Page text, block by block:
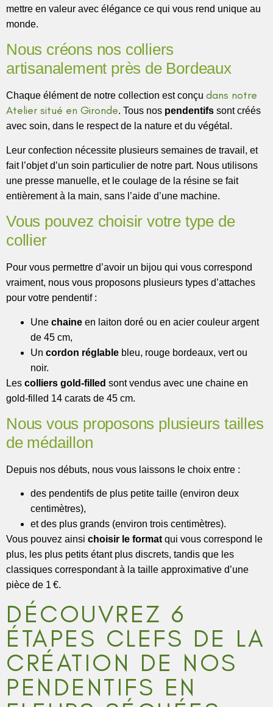
mettre en valeur avec élégance ce qui vous rend unique au
monde.
Nous créons nos colliers
artisanalement près de Bordeaux
Chaque élément de notre collection est conçu dans notre
Atelier situé en Gironde. Tous nos pendentifs sont créés
avec soin, dans le respect de la nature et du végétal.
Leur confection nécessite plusieurs semaines de travail, et
fait l’objet d’un soin particulier de notre part. Nous utilisons
une presse manuelle, et le coulage de la résine se fait
entièrement à la main, sans l’aide d’une machine.
Vous pouvez choisir votre type de
collier
Pour vous permettre d’avoir un bijou qui vous correspond
vraiment, nous vous proposons plusieurs types d’attaches
pour votre pendentif :
Une chaine en laiton doré ou en acier couleur argent
de 45 cm,
Un cordon réglable bleu, rouge bordeaux, vert ou
noir.
Les colliers gold-filled sont vendus avec une chaine en
gold-filled 14 carats de 45 cm.
Nous vous proposons plusieurs tailles
de médaillon
Depuis nos débuts, nous vous laissons le choix entre :
des pendentifs de plus petite taille (environ deux
centimètres),
et des plus grands (environ trois centimètres).
Vous pouvez ainsi choisir le formatqui vous correspond le
plus, les plus petits étant plus discrets, tandis que les
classiques correspondant à la taille approximative d’une
pièce de 1 €.
DÉCOUVREZ 6
ÉTAPES CLEFS DE LA
CRÉATION DE NOS
PENDENTIFS EN